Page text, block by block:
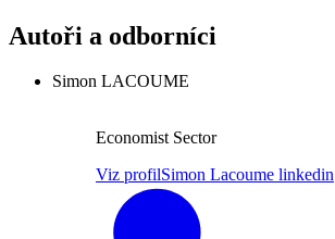
Autoři a odborníci
Simon LACOUME
Economist Sector
Viz profilSimon Lacoume linkedin